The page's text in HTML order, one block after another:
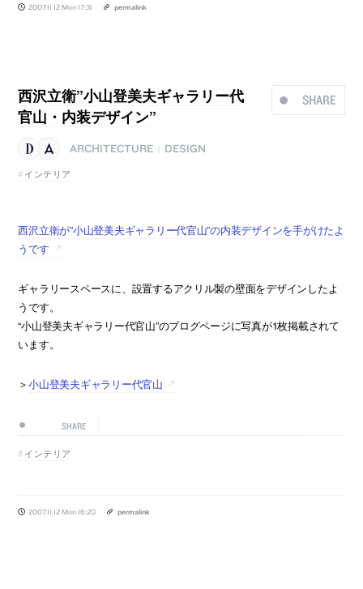
2007.11.12 Mon 17:31 permalink
SHARE
西沢立衛”小山登美夫ギャラリー代
官山・内装デザイン”
ARCHITECTURE
DESIGN
インテリア
西沢立衛が”小山登美夫ギャラリー代官山”の内装デザインを手がけたよ
うです
ギャラリースペースに、設置するアクリル製の壁面をデザインしたよ
うです。
“小山登美夫ギャラリー代官山”のブログページに写真が1枚掲載されて
います。
＞小山登美夫ギャラリー代官山
SHARE
インテリア
2007.11.12 Mon 16:20 permalink